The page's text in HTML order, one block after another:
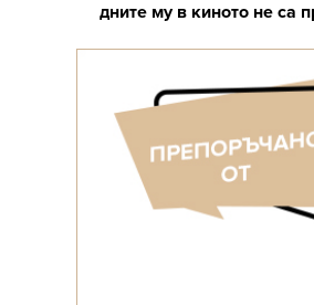
дните му в киното не са